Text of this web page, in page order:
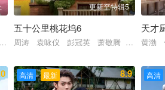
纯烨
更新至特辑5
五十公里桃花坞6
周涛 袁咏仪 彭冠英 萧敬腾 方媛 阿
天才
黄渤
最新
高清 8.9 高清